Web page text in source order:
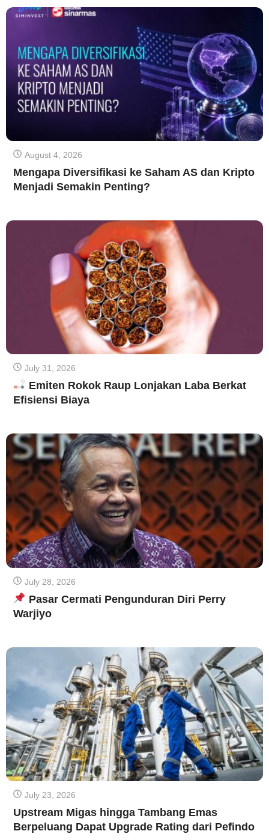
August 4, 2026
Mengapa Diversifikasi ke Saham AS dan Kripto
Menjadi Semakin Penting?
July 31, 2026
Emiten Rokok Raup Lonjakan Laba Berkat
Efisiensi Biaya
July 28, 2026
Pasar Cermati Pengunduran Diri Perry
Warjiyo
July 23, 2026
Upstream Migas hingga Tambang Emas
Berpeluang Dapat Upgrade Rating dari Pefindo